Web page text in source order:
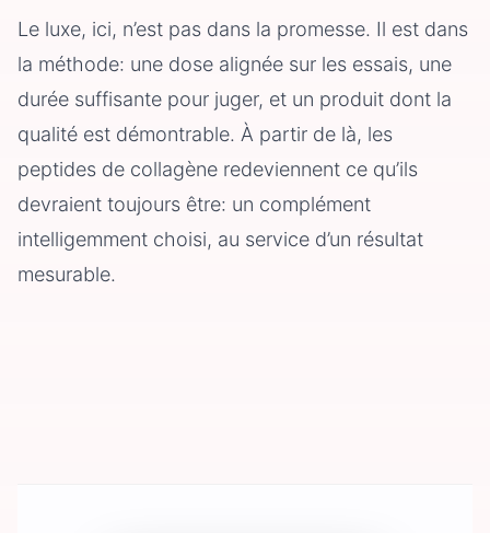
Le luxe, ici, n’est pas dans la promesse. Il est dans
la méthode: une dose alignée sur les essais, une
durée suffisante pour juger, et un produit dont la
qualité est démontrable. À partir de là, les
peptides de collagène redeviennent ce qu’ils
devraient toujours être: un complément
intelligemment choisi, au service d’un résultat
mesurable.